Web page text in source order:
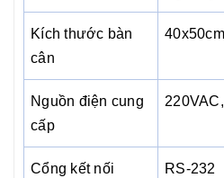
Kích thước bàn
cân
Nguồn điện cung
cấp
Cổng kết nối
RS-232